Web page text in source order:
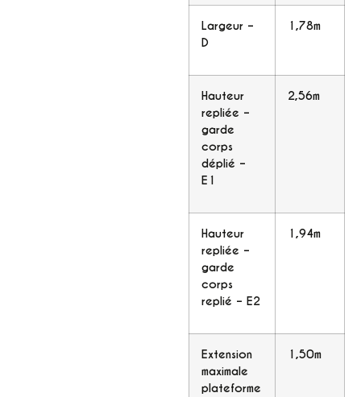
Largeur –
D
1,78m
Hauteur
repliée –
garde
corps
déplié –
E1
2,56m
Hauteur
repliée –
garde
corps
replié – E2
1,94m
Extension
maximale
plateforme
1,50m